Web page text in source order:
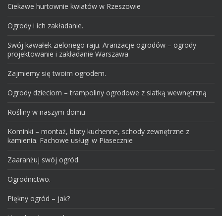
Ciekawe hurtownie kwiatów w Rzeszowie
Ogrody i ich zakładanie.
Swój kawałek zielonego raju. Aranżacje ogrodów – ogrody
projektowanie i zakładanie Warszawa
Zajmiemy się twoim ogrodem.
Ogrody dzieciom – trampoliny ogrodowe z siatką wewnętrzną
Rośliny w naszym domu
Kominki – montaż, blaty kuchenne, schody zewnętrzne z
kamienia. Fachowe usługi w Piasecznie
Zaaranżuj swój ogród.
Ogrodnictwo.
Piękny ogród – jak?